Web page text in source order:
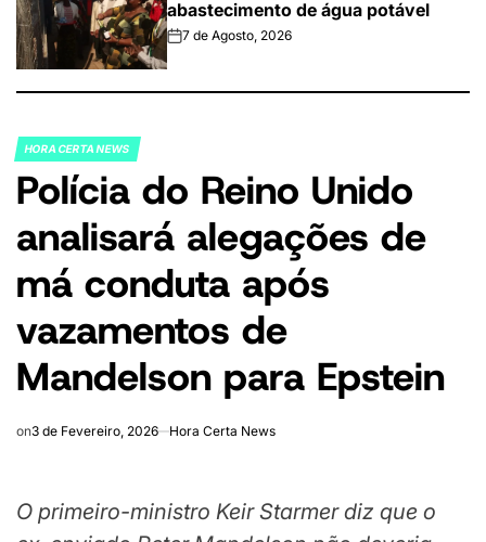
abastecimento de água potável
on7 de Agosto, 2026
POSTED
IN
HORA CERTA NEWS
Polícia do Reino Unido
analisará alegações de
má conduta após
vazamentos de
Mandelson para Epstein
on3 de Fevereiro, 2026 Hora Certa News
O primeiro-ministro Keir Starmer diz que o